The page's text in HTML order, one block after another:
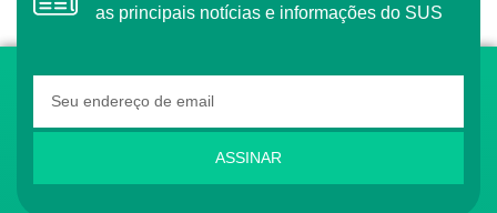
as principais notícias e informações do SUS
ASSINAR